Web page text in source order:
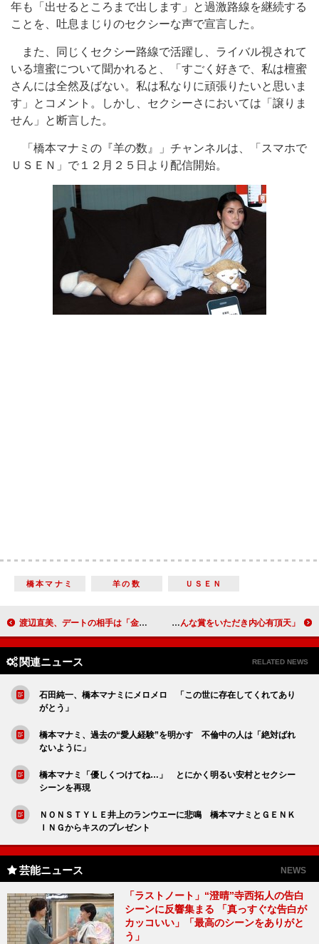
年も「出せるところまで出します」と過激路線を継続する
ことを、吐息まじりのセクシーな声で宣言した。
また、同じくセクシー路線で活躍し、ライバル視されて
いる壇蜜について聞かれると、「すごく好きで、私は檀蜜
さんには全然及ばない。私は私なりに頑張りたいと思いま
す」とコメント。しかし、セクシーさにおいては「譲りま
せん」と断言した。
「橋本マナミの『羊の数』」チャンネルは、「スマホで
ＵＳＥＮ」で１２月２５日より配信開始。
橋本マナミ 羊の数 ＵＳＥＮ
渡辺直美、デートの相手は「金目的？」 「そんなんでもねーよ」と言われる滝口ひかり 樹木希林＆本木雅弘、“親子”で映画賞受賞 「こんな賞をいただき内心有頂天」
関連ニュース RELATED NEWS
石田純一、橋本マナミにメロメロ 「この世に存在してくれてあり
がとう」
橋本マナミ、過去の“愛人経験”を明かす 不倫中の人は「絶対ばれ
ないように」
橋本マナミ「優しくつけてね…」 とにかく明るい安村とセクシー
シーンを再現
ＮＯＮＳＴＹＬＥ井上のランウエーに悲鳴 橋本マナミとＧＥＮＫ
ＩＮＧからキスのプレゼント
芸能ニュース NEWS
「ラストノート」“澄晴”寺西拓人の告白
シーンに反響集まる 「真っすぐな告白が
カッコいい」「最高のシーンをありがと
う」